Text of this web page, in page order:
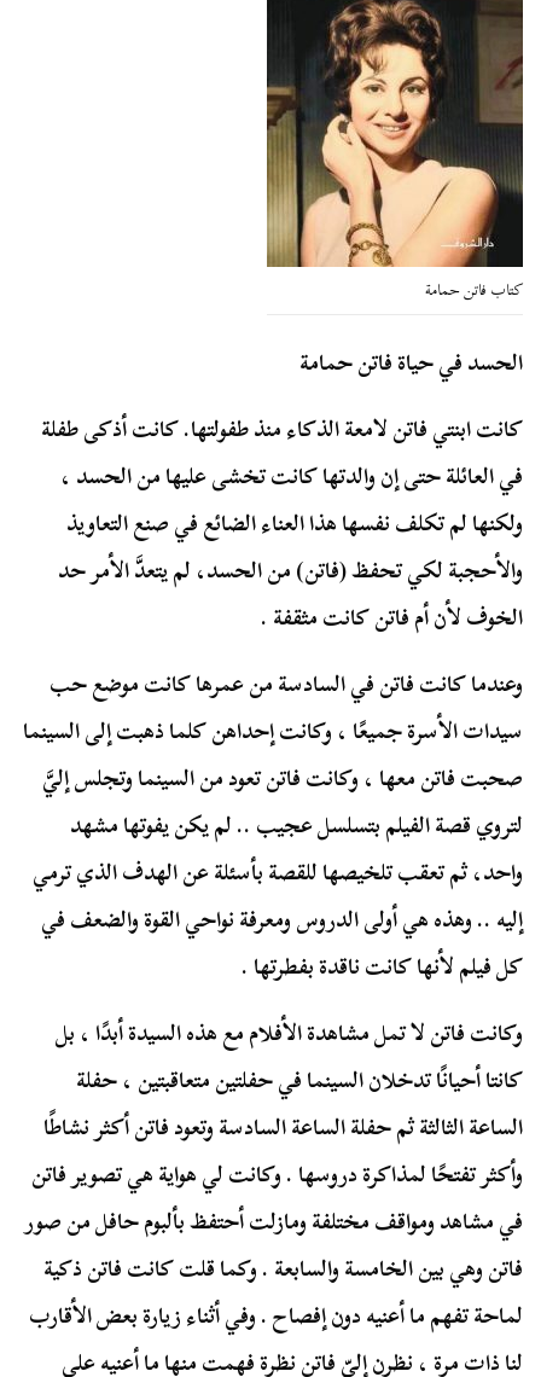
كتاب فاتن حمامة
الحسد في حياة فاتن حمامة
كانت ابنتي فاتن لامعة الذكاء منذ طفولتها. كانت أذكى طفلة
في العائلة حتى إن والدتها كانت تخشى عليها من الحسد ،
ولكنها لم تكلف نفسها هذا العناء الضائع في صنع التعاويذ
والأحجبة لكي تحفظ (فاتن) من الحسد، لم يتعدَّ الأمر حد
الخوف لأن أم فاتن كانت مثقفة .
وعندما كانت فاتن في السادسة من عمرها كانت موضع حب
سيدات الأسرة جميعًا ، وكانت إحداهن كلما ذهبت إلى السينما
صحبت فاتن معها ، وكانت فاتن تعود من السينما وتجلس إليَّ
لتروي قصة الفيلم بتسلسل عجيب .. لم يكن يفوتها مشهد
واحد، ثم تعقب تلخيصها للقصة بأسئلة عن الهدف الذي ترمي
إليه .. وهذه هي أولى الدروس ومعرفة نواحي القوة والضعف في
كل فيلم لأنها كانت ناقدة بفطرتها .
وكانت فاتن لا تمل مشاهدة الأفلام مع هذه السيدة أبدًا ، بل
كانتا أحيانًا تدخلان السينما في حفلتين متعاقبتين ، حفلة
الساعة الثالثة ثم حفلة الساعة السادسة وتعود فاتن أكثر نشاطًا
وأكثر تفتحًا لمذاكرة دروسها . وكانت لي هواية هي تصوير فاتن
في مشاهد ومواقف مختلفة ومازلت أحتفظ بألبوم حافل من صور
فاتن وهي بين الخامسة والسابعة . وكما قلت كانت فاتن ذكية
لماحة تفهم ما أعنيه دون إفصاح . وفي أثناء زيارة بعض الأقارب
لنا ذات مرة ، نظرن إليّ فاتن نظرة فهمت منها ما أعنيه على